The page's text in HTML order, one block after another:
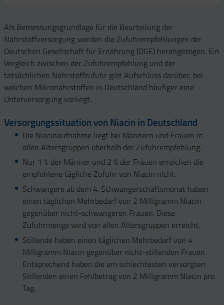
Als Bemessungsgrundlage für die Beurteilung der
Nährstoffversorgung werden die Zufuhrempfehlungen der
Deutschen Gesellschaft für Ernährung (DGE) herangezogen. Ein
Vergleich zwischen der Zufuhrempfehlung und der
tatsächlichen Nährstoffzufuhr gibt Aufschluss darüber, bei
welchen Mikronährstoffen in Deutschland häufiger eine
Unterversorgung vorliegt.
Versorgungssituation von Niacin in Deutschland
Die Niacinaufnahme liegt bei Männern und Frauen in
allen Altersgruppen oberhalb der Zufuhrempfehlung.
Nur 1 % der Männer und 2 % der Frauen erreichen die
empfohlene tägliche Zufuhr von Niacin nicht.
Schwangere ab dem 4. Schwangerschaftsmonat haben
einen täglichen Mehrbedarf von 2 Milligramm Niacin
gegenüber nicht-schwangeren Frauen. Diese
Zufuhrmenge wird von allen Altersgruppen erreicht.
Stillende haben einen täglichen Mehrbedarf von 4
Milligramm Niacin gegenüber nicht-stillenden Frauen.
Entsprechend haben die am schlechtesten versorgten
Stillenden einen Fehlbetrag von 2 Milligramm Niacin pro
Tag.